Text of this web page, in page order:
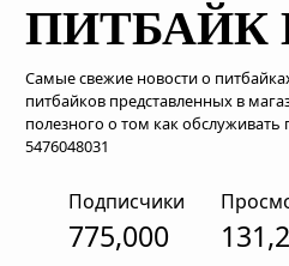
ПИТБАЙК
Самые свежие новости о
питбайков представленных в
полезного о том как
5476048031
Подписчики
775,000